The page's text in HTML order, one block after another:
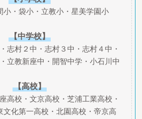
小・袋小・立教小・星美学園小
【中学校】
志村２中・志村３中・志村４中・
立教新座中・開智中学・小石川中
【高校】
高校・文京高校・芝浦工業高校・
文化第一高校・北園高校・帝京高